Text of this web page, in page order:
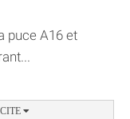
puce A16 et